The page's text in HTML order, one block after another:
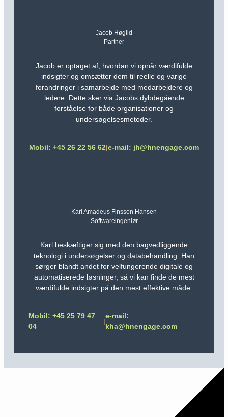
Jacob Høgild
Partner
Jacob er optaget af, hvordan vi opnår værdifulde
indsigter og omsætter dem til reelle og varige
forandringer i samarbejde med medarbejdere og
ledere. Dette sker via Jacobs dybdegående
forståelse for både organisationer og
undersøgelsesmetoder.
Mobil: +45 26 22 56 62|e-mail: jh@hnengage.com
Karl Amadeus Finsson Hansen
Softwareingeniør
Karl beskæftiger sig med den bagvedliggende
teknologi i undersøgelser og databehandling. Han
sørger blandt andet for velfungerende digitale og
automatiserede løsninger, så vi kan finde de mest
værdifulde indsigter på den mest effektive måde.
Mobil: +45 25 79 47
04
|
e-mail:
kha@hnengage.com